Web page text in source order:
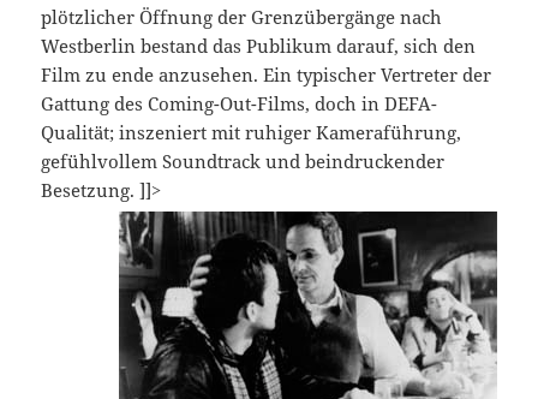
plötzlicher Öffnung der Grenzübergänge nach
Westberlin bestand das Publikum darauf, sich den
Film zu ende anzusehen. Ein typischer Vertreter der
Gattung des Coming-Out-Films, doch in DEFA-
Qualität; inszeniert mit ruhiger Kameraführung,
gefühlvollem Soundtrack und beindruckender
Besetzung.]]>